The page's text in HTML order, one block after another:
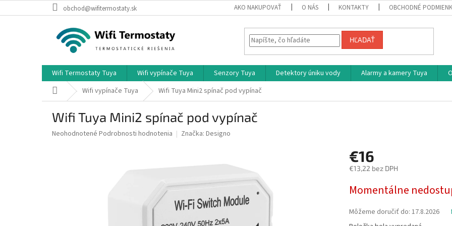
na
obchod@wifitermostaty.sk AKO NAKUPOVAŤ O NÁS KONTAKTY OBCHODNÉ
HĽADAŤ
Wifi Termostaty Tuya Wifi vypínače Tuya Senzory Tuya Detektory úniku vody Alarmy a kamery Tuya
DomovWifi vypínače Tuya Wifi Tuya Mini2 spínač pod vypínač
Wifi Tuya Mini2 spínač pod vypínač
Priemerné
Neohodnotené Podrobnosti hodnotenia Značka: Designo
€16
€13,22 bez DPH
cena:
Momentálne
Môžeme doručiť do: 17.8.2026